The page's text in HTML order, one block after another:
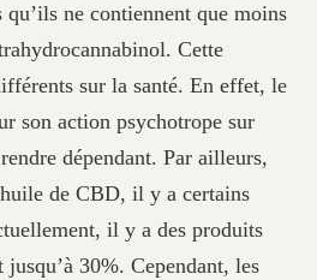
qu’ils ne contiennent que moins
Cette
sur la santé. En effet, le
son action psychotrope sur
dépendant. Par ailleurs,
de CBD, il y a certains
il y a des produits
jusqu’à 30%. Cependant, les